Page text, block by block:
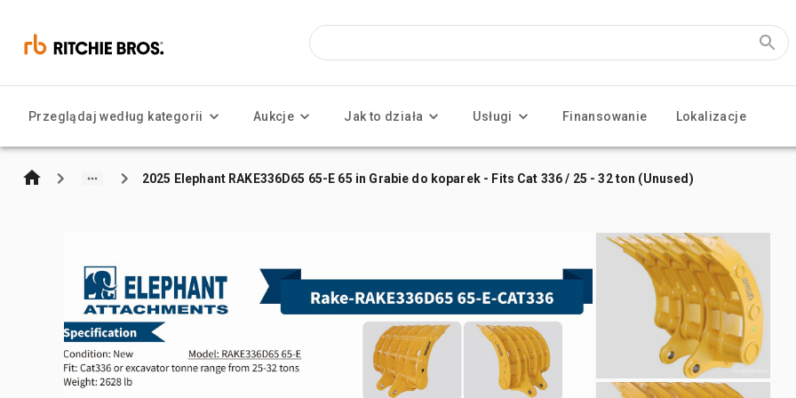
Przeglądaj według kategorii Aukcje Jak to działa Usługi Finansowanie Lokalizacje
2025 Elephant RAKE336D65 65-E 65 in Grabie do koparek - Fits Cat 336 / 25 - 32 ton (Unused)